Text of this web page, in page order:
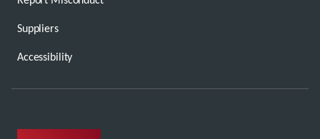
Suppliers
Accessibility